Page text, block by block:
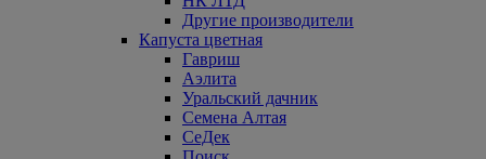
Другие производители
Капуста цветная
Гавриш
Аэлита
Уральский дачник
Семена Алтая
СеДек